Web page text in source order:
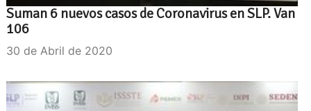
Suman 6 nuevos casos de Coronavirus en SLP. Van
106
30 de Abril de 2020